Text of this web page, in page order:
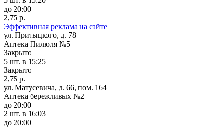
до 20:00
2,75 р.
Эффективная реклама на сайте
ул. Притыцкого, д. 78
Аптека Пилюля №5
Закрыто
5 шт. в 15:25
Закрыто
2,75 р.
ул. Матусевича, д. 66, пом. 164
Аптека бережливых №2
до 20:00
2 шт. в 16:03
до 20:00